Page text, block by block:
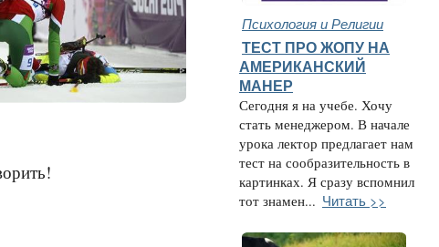
Психология и Религии
ТЕСТ ПРО ЖОПУ НА
АМЕРИКАНСКИЙ
МАНЕР
Сегодня я на учебе. Хочу
стать менеджером. В начале
урока лектор предлагает нам
тест на сообразительность в
картинках. Я сразу вспомнил
тот знамен... Читать >>